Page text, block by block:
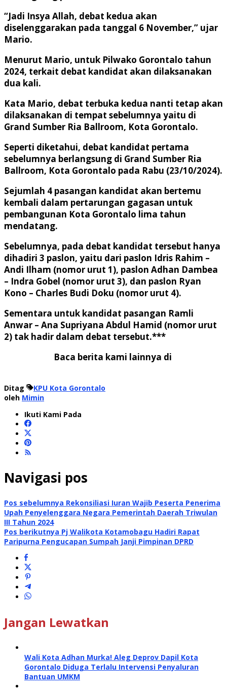
“Jadi Insya Allah, debat kedua akan
diselenggarakan pada tanggal 6 November,” ujar
Mario.
Menurut Mario, untuk Pilwako Gorontalo tahun
2024, terkait debat kandidat akan dilaksanakan
dua kali.
Kata Mario, debat terbuka kedua nanti tetap akan
dilaksanakan di tempat sebelumnya yaitu di
Grand Sumber Ria Ballroom, Kota Gorontalo.
Seperti diketahui, debat kandidat pertama
sebelumnya berlangsung di Grand Sumber Ria
Ballroom, Kota Gorontalo pada Rabu (23/10/2024).
Sejumlah 4 pasangan kandidat akan bertemu
kembali dalam pertarungan gagasan untuk
pembangunan Kota Gorontalo lima tahun
mendatang.
Sebelumnya, pada debat kandidat tersebut hanya
dihadiri 3 paslon, yaitu dari paslon Idris Rahim –
Andi Ilham (nomor urut 1), paslon Adhan Dambea
– Indra Gobel (nomor urut 3), dan paslon Ryan
Kono – Charles Budi Doku (nomor urut 4).
Sementara untuk kandidat pasangan Ramli
Anwar – Ana Supriyana Abdul Hamid (nomor urut
2) tak hadir dalam debat tersebut.***
Baca berita kami lainnya di
Ditag
KPU Kota Gorontalo
oleh Mimin
Ikuti Kami Pada
Navigasi pos
Pos sebelumnya Rekonsiliasi Iuran Wajib Peserta Penerima
Upah Penyelenggara Negara Pemerintah Daerah Triwulan
III Tahun 2024
Pos berikutnya Pj Walikota Kotamobagu Hadiri Rapat
Paripurna Pengucapan Sumpah Janji Pimpinan DPRD
Jangan Lewatkan
Wali Kota Adhan Murka! Aleg Deprov Dapil Kota
Gorontalo Diduga Terlalu Intervensi Penyaluran
Bantuan UMKM